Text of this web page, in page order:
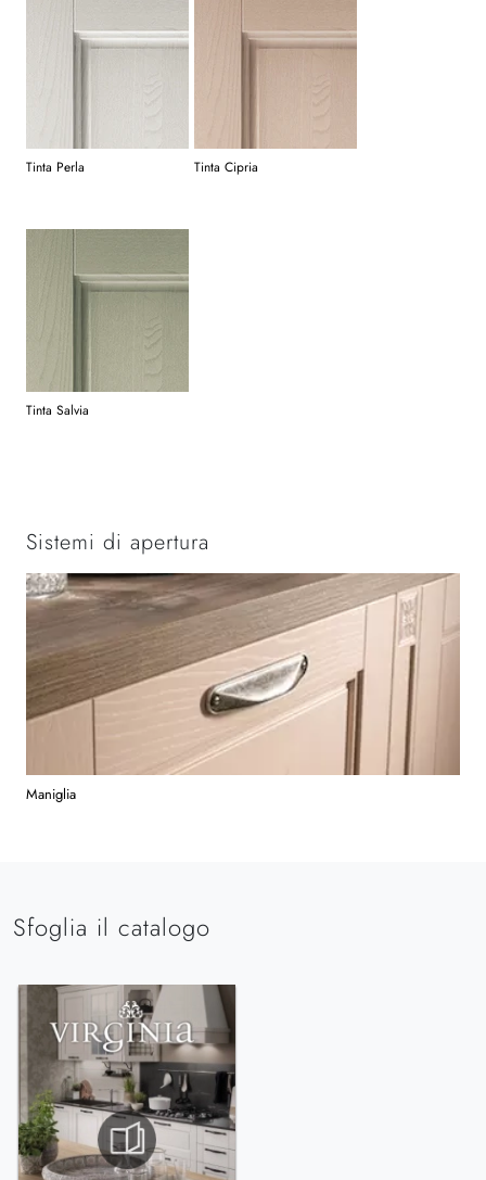
Tinta Perla Tinta Cipria
Tinta Salvia
Sistemi di apertura
Maniglia
Sfoglia il catalogo